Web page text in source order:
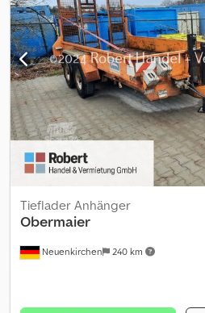
und Senkeinrichtung Djdsmhhz
vorbehalten
Neuenkirchen 240 km
Tieflader Anhänger
Obermaier